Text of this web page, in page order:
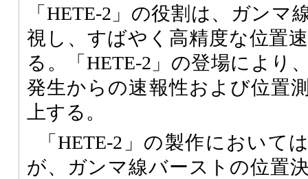
「HETE-2」の役割は、ガンマ
視し、すばやく高精度な位置
る。「HETE-2」の登場により
発生からの速報性および位置
上する。
「HETE-2」の製作において
が、ガンマ線バーストの位置